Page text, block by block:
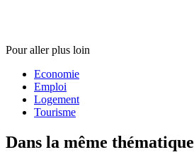
Pour aller plus loin
Economie
Emploi
Logement
Tourisme
Dans la même thématique